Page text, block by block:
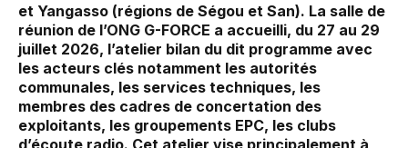
et Yangasso (régions de Ségou et San). La salle de
réunion de l’ONG G-FORCE a accueilli, du 27 au 29
juillet 2026, l’atelier bilan du dit programme avec
les acteurs clés notamment les autorités
communales, les services techniques, les
membres des cadres de concertation des
exploitants, les groupements EPC, les clubs
d’écoute radio. Cet atelier vise principalement à